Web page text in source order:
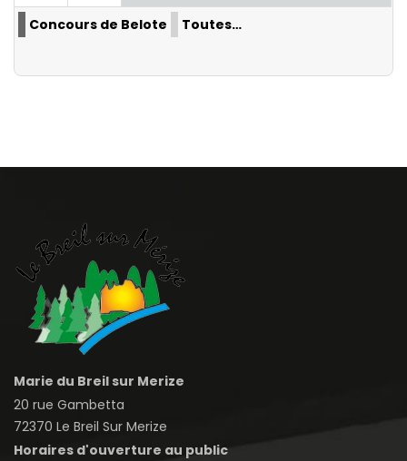
Concours de Belote Toutes…
Marie du Breil sur Merize
20 rue Gambetta
72370 Le Breil Sur Merize
Horaires d'ouverture au public